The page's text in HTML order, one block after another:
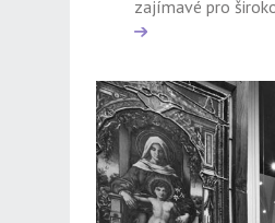
zajímavé pro